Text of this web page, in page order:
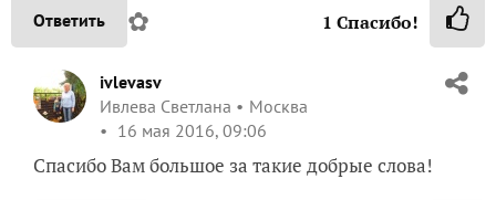
Ответить ✿ 1 Спасибо!
ivlevasv
Ивлева Светлана
Москва
16 мая 2016, 09:06
Спасибо Вам большое за такие добрые слова!